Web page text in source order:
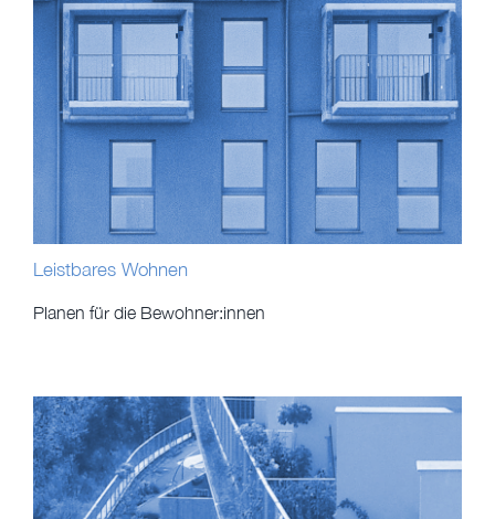
Leistbares Wohnen
Planen für die Bewohner:innen